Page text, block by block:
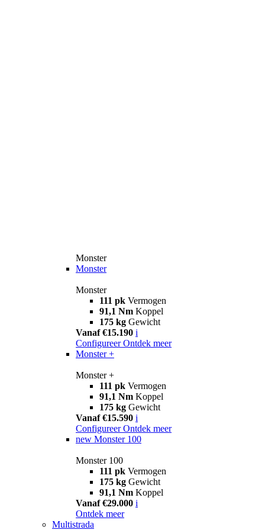
Monster
Monster
Monster
111 pk Vermogen
91,1 Nm Koppel
175 kg Gewicht
Vanaf €15.190 i
Configureer Ontdek meer
Monster +
Monster +
111 pk Vermogen
91,1 Nm Koppel
175 kg Gewicht
Vanaf €15.590 i
Configureer Ontdek meer
new Monster 100
Monster 100
111 pk Vermogen
175 kg Gewicht
91,1 Nm Koppel
Vanaf €29.000 i
Ontdek meer
Multistrada